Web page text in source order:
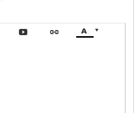
   